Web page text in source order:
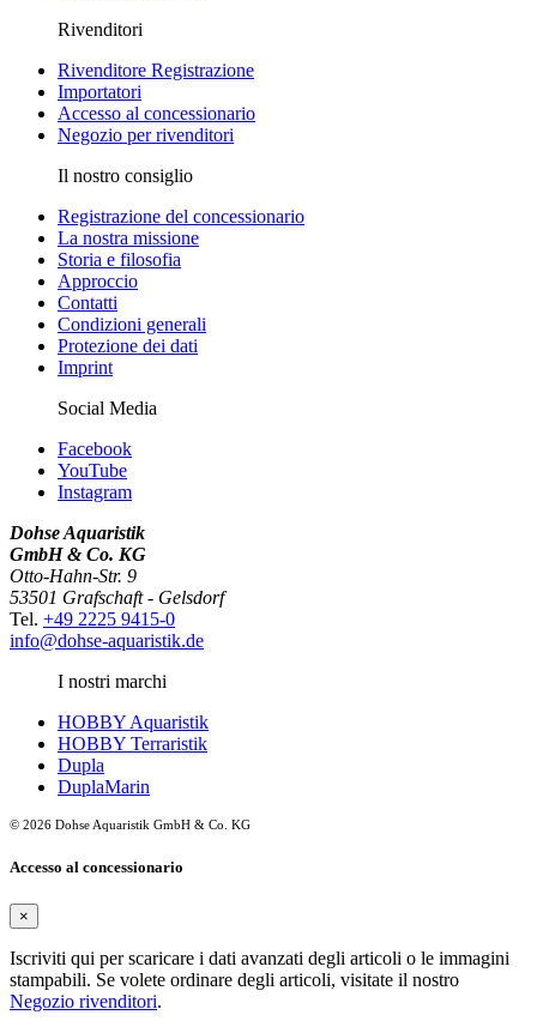
Rivenditori
Rivenditore Registrazione
Importatori
Accesso al concessionario
Negozio per rivenditori
Il nostro consiglio
Registrazione del concessionario
La nostra missione
Storia e filosofia
Approccio
Contatti
Condizioni generali
Protezione dei dati
Imprint
Social Media
Facebook
YouTube
Instagram
Dohse Aquaristik
GmbH & Co. KG
Otto-Hahn-Str. 9
53501 Grafschaft - Gelsdorf
Tel. +49 2225 9415-0
info@dohse-aquaristik.de
I nostri marchi
HOBBY Aquaristik
HOBBY Terraristik
Dupla
DuplaMarin
© 2026 Dohse Aquaristik GmbH & Co. KG
Accesso al concessionario
×
Iscriviti qui per scaricare i dati avanzati degli articoli o le immagini
stampabili. Se volete ordinare degli articoli, visitate il nostro
Negozio rivenditori.